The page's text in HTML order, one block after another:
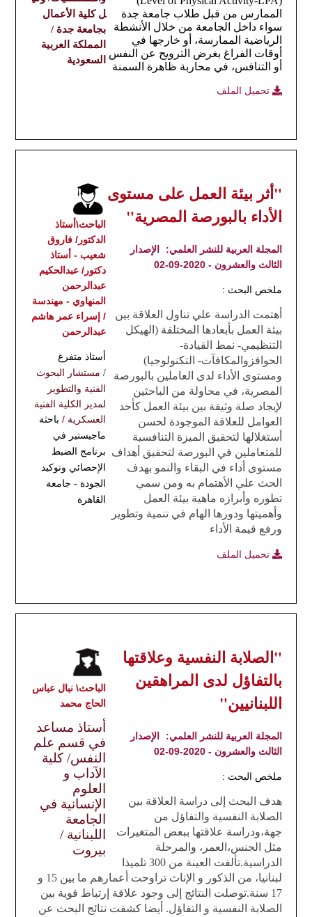
ل كلية الأعمال
بجامعة جدة /
المملكة العربية
السعودية
الممارس من قبل طلاب جامعة جدة
سواء داخل الجامعة من خلال الأنشطة
الرياضية الممارسة، أو خارجها في
أوقات الفراغ بغرض الترويح عن النفس
أو التنافس، في محاربة ظاهرة السمنة
تحميل الملف
الباحث\أستاذ
الدكتور/ فاروق
شعيب - أستاذ
دكتور/ عبدالحكيم
عبدالرحمن
المنهاوي - مهندسة
/ إسراء عمر هاشم
عبدالرحمن
أستاذ متفرغ
/ مستشار البحوث
الفنية والتطوير
لمدير الكلية الفنية
العسكرية / باحثة
ماجيستير في
برنامج الضبط
الإحصائي وتوكيد
الجودة - جامعة
القاهرة
"أثر بيئة العمل على مستوى
الأداء بالبورصة المصرية"
المجلة العربية للنشر العلمي:
الإصدار
الثالث والعشرون - 2020-09-02
ملخص البحث :
أهتمت الدراسة علي تناول العلاقة بين
بيئة العمل بأبعادها المختلفة (الهيكل
التنظيمي- نمط القيادة-
الحوافزوالمكافآت- التكنولوجيا)
ومستوى الأداء لدى العاملين بالبورصة
المصرية، في محاولة من الباحثين
لإيجاد صلة وثيقة بين بيئة العمل كأحد
العوامل للعلاقة الموجودة لحسن
أستغلالها لتحقيق الميزة التنافسية
للمتعاملين في البورصة لتحقيق أهداف
مستوى أداء في البقاء والنمو بهدف
الحث علي الأهتمام به ومن سمي
تطوره وأبرازه ماهية بيئة العمل
وأهميتها ودورها الهام في تنمية وتطوير
ورفع قيمة الأداء
تحميل الملف
الباحث\ نبال عباس
الحاج محمد
أستاذ مساعد
في قسم علم
النفس/ كلية
الآداب و
العلوم
الإنسانية في
الجامعة
اللبنانية /
بيروت
"الصلابة النفسية وعلاقتها
بالتفاؤل لدى المراهقين
اللبنانيين"
المجلة العربية للنشر العلمي:
الإصدار
الثالث والعشرون - 2020-09-02
ملخص البحث :
هدف البحث إلى دراسة العلاقة بين
الصلابة النفسية والتفاؤل من
جهة،ودراسة علاقتها ببعض المتغيرات
مثل الجنس،العمر، والمرحلة
الدراسية.تألفت العينة من 300 تلميذا
لبنانيا، من الذكور و الإناث تراوحت أعمارهم ما بين 15 و
17 سنة.توصلت النتائج إلى وجود علاقة إرتباط قوية بين
الصلابة النفسية و التفاؤل. أيضا كشفت نتائج البحث عن